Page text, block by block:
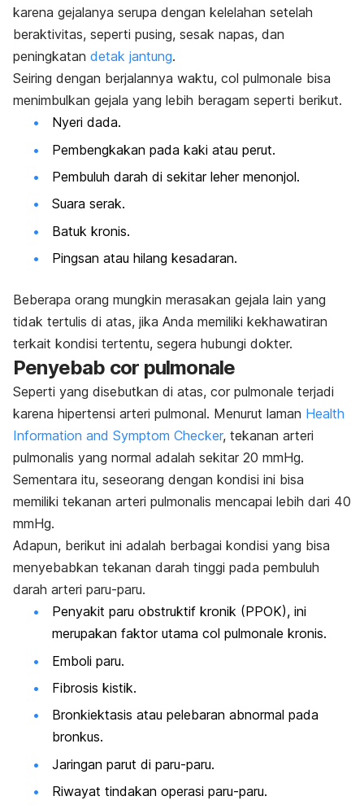
karena gejalanya serupa dengan kelelahan setelah
beraktivitas, seperti pusing, sesak napas, dan
peningkatan detak jantung.
Seiring dengan berjalannya waktu, col pulmonale bisa
menimbulkan gejala yang lebih beragam seperti berikut.
Nyeri dada.
Pembengkakan pada kaki atau perut.
Pembuluh darah di sekitar leher menonjol.
Suara serak.
Batuk kronis.
Pingsan atau hilang kesadaran.
Beberapa orang mungkin merasakan gejala lain yang
tidak tertulis di atas, jika Anda memiliki kekhawatiran
terkait kondisi tertentu, segera hubungi dokter.
Penyebab cor pulmonale
Seperti yang disebutkan di atas, cor pulmonale terjadi
karena hipertensi arteri pulmonal. Menurut laman Health
Information and Symptom Checker, tekanan arteri
pulmonalis yang normal adalah sekitar 20 mmHg.
Sementara itu, seseorang dengan kondisi ini bisa
memiliki tekanan arteri pulmonalis mencapai lebih dari 40
mmHg.
Adapun, berikut ini adalah berbagai kondisi yang bisa
menyebabkan tekanan darah tinggi pada pembuluh
darah arteri paru-paru.
Penyakit paru obstruktif kronik (PPOK), ini
merupakan faktor utama col pulmonale kronis.
Emboli paru.
Fibrosis kistik.
Bronkiektasis atau pelebaran abnormal pada
bronkus.
Jaringan parut di paru-paru.
Riwayat tindakan operasi paru-paru.